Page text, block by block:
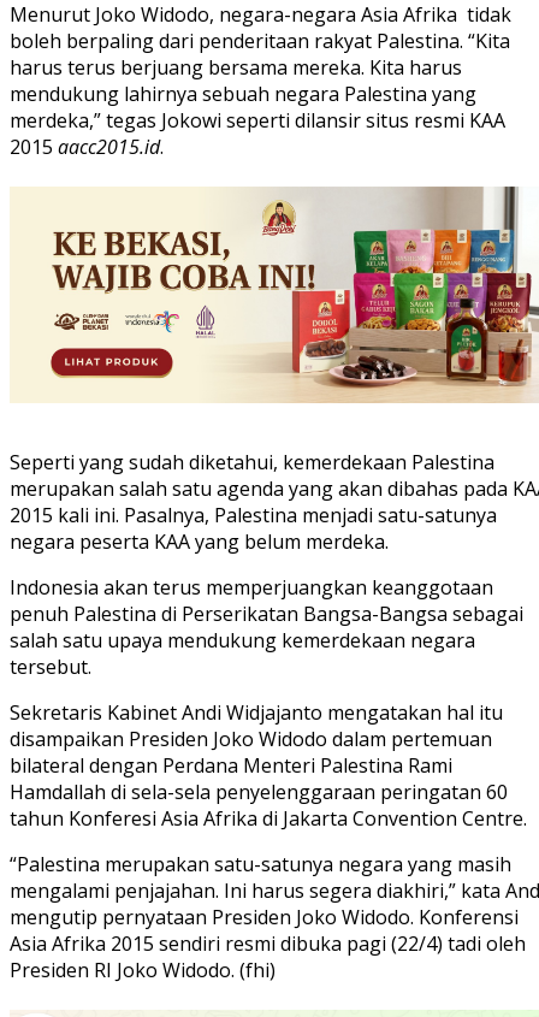
Menurut Joko Widodo, negara-negara Asia Afrika tidak
boleh berpaling dari penderitaan rakyat Palestina. “Kita
harus terus berjuang bersama mereka. Kita harus
mendukung lahirnya sebuah negara Palestina yang
merdeka,” tegas Jokowi seperti dilansir situs resmi KAA
2015 aacc2015.id.
Seperti yang sudah diketahui, kemerdekaan Palestina
merupakan salah satu agenda yang akan dibahas pada
2015 kali ini. Pasalnya, Palestina menjadi satu-satunya
negara peserta KAA yang belum merdeka.
Indonesia akan terus memperjuangkan keanggotaan
penuh Palestina di Perserikatan Bangsa-Bangsa sebagai
salah satu upaya mendukung kemerdekaan negara
tersebut.
Sekretaris Kabinet Andi Widjajanto mengatakan hal itu
disampaikan Presiden Joko Widodo dalam pertemuan
bilateral dengan Perdana Menteri Palestina Rami
Hamdallah di sela-sela penyelenggaraan peringatan 60
tahun Konferesi Asia Afrika di Jakarta Convention Centre.
“Palestina merupakan satu-satunya negara yang masih
mengalami penjajahan. Ini harus segera diakhiri,” kata
mengutip pernyataan Presiden Joko Widodo. Konferensi
Asia Afrika 2015 sendiri resmi dibuka pagi (22/4) tadi oleh
Presiden RI Joko Widodo. (fhi)